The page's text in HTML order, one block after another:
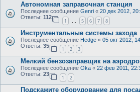
Автономная заправочная станция
Последнее сообщение Genri « 20 дек 2012,
Ответы: 112
1 … 5 6 7 8
Инструментальные системы захода
Последнее сообщение Hedge « 05 окт 2012,
Ответы: 35
1 2 3
Мелкий бензозаправщик на
Последнее сообщение Oka « 22 фев 2011,
Ответы: 23
1 2
Подскажите оборудование для